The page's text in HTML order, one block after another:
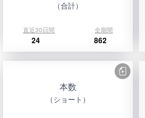
（合計）
直近30日間 全期間
24 862
本数
（ショート）